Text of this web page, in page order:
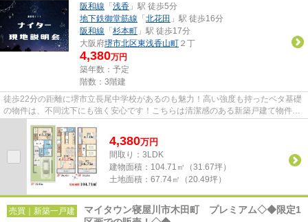
阪和線 「 浅香 」駅 徒歩5分
地下鉄御堂筋線 「 北花田 」駅 徒歩16分
阪和線 「 杉本町 」駅 徒歩17分
大阪府堺市北区東浅香山町 ２丁
4,380万円
築年数：予定
階数：3階建
徒歩22分の距離に堺市立長尾中学校があるのも魅力！高い強度も持ったベタ基礎
の物件は、不同沈下にも強く安心です！こちらは清潔感のある新築戸建て物件で
4,380万円
間取り：3LDK
建物面積： 104.71㎡（31.67坪）
土地面積： 67.74㎡（20.49坪）
売買｜新築一戸建
マイタウン寝屋川市木田町 プレミアム◇◆限定1